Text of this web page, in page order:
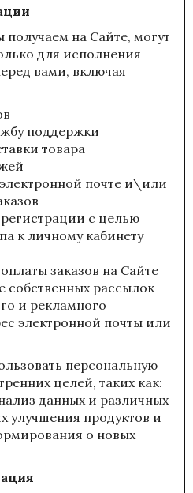
на Сайте, могут
для исполнения
вами, включая
поддержки
товара
почте и\или
с целью
к личному кабинету
заказов на Сайте
собственных рассылок
и рекламного
электронной почты или
персональную
целей, таких как:
данных и различных
улучшения продуктов и
о новых